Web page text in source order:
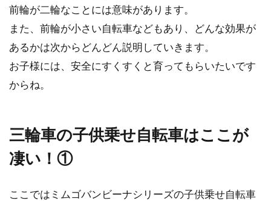
クロスバイクのタイヤのサイズは
700cと26インチどっちにする？
は、700cとか...
前輪が二輪なことには意味があります。
また、前輪が小さい自転車などもあり、どんな効果が
あるかは次からどんどん説明していきます。
お子様には、安全にすくすくと育ってもらいたいです
からね。
三輪車の子供乗せ自転車はここが
凄い！①
ここではミムゴバンビーナシリーズの子供乗せ自転車